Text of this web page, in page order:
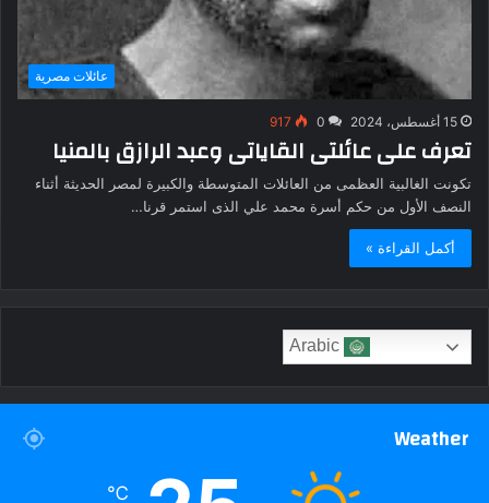
عائلات مصرية
15 أغسطس، 2024 0
917
تعرف على عائلتى القاياتى وعبد الرازق بالمنيا
تكونت الغالبية العظمى من العائلات المتوسطة والكبيرة لمصر الحديثة أثناء
النصف الأول من حكم أسرة محمد علي الذى استمر قرنا…
أكمل القراءة »
Weather
℃